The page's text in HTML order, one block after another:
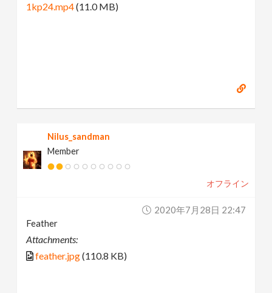
1kp24.mp4(11.0 MB)
Nilus_sandman
Member
オフライン
2020年7月28日 22:47
Feather
Attachments:
feather.jpg(110.8 KB)